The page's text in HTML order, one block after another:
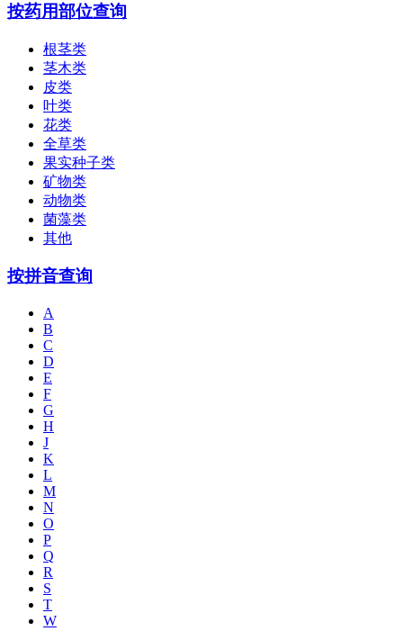
按药用部位查询
根茎类
茎木类
皮类
叶类
花类
全草类
果实种子类
矿物类
动物类
菌藻类
其他
按拼音查询
A
B
C
D
E
F
G
H
J
K
L
M
N
O
P
Q
R
S
T
W